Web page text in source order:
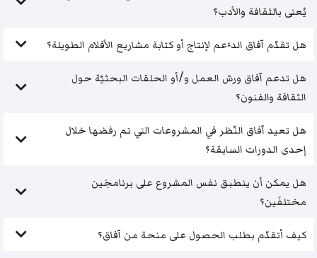
يُعنى بالثقافة والأدب؟
هل تقدّم آفاق الدَّعم لإنتاج أو كتابة مشاريع الأفلام الطويلة؟
هل تدعم آفاق ورش العمل و/أو الحلقات البحثيّة حول
الثقافة والفنون؟
هل تعيد آفاق النّظر في المشروعات التي تم رفضها خلال
إحدى الدورات السابقة؟
هل يمكن أن ينطبق نفس المشروع على برنامجَين
مختلفَين؟
كيف أتقدّم بطلب الحصول على منحة من آفاق؟